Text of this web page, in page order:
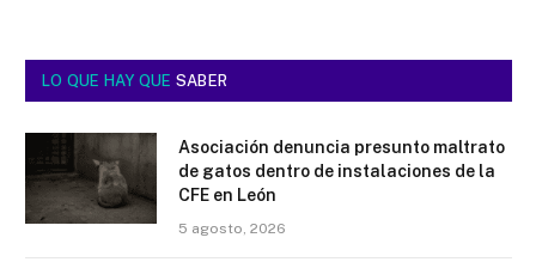
LO QUE HAY QUE SABER
Asociación denuncia presunto maltrato
de gatos dentro de instalaciones de la
CFE en León
5 agosto, 2026